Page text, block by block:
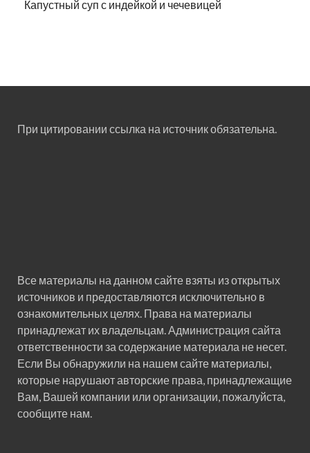
Капустный суп с индейкой и чечевицей
При цитировании ссылка на источник обязательна.
Все материалы на данном сайте взяты из открытых
источников и предоставляются исключительно в
ознакомительных целях. Права на материалы
принадлежат их владельцам. Администрация сайта
ответственности за содержание материала не несет.
Если Вы обнаружили на нашем сайте материалы,
которые нарушают авторские права, принадлежащие
Вам, Вашей компании или организации, пожалуйста,
сообщите нам.